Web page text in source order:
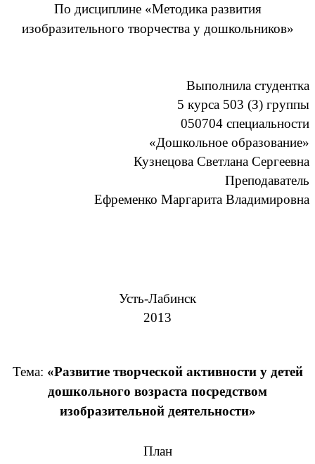
По дисциплине «Методика развития
изобразительного творчества у дошкольников»
Выполнила студентка
5 курса 503 (З) группы
050704 специальности
«Дошкольное образование»
Кузнецова Светлана Сергеевна
Преподаватель
Ефременко Маргарита Владимировна
Усть-Лабинск
2013
Тема: «Развитие творческой активности у детей
дошкольного возраста посредством
изобразительной деятельности»
План